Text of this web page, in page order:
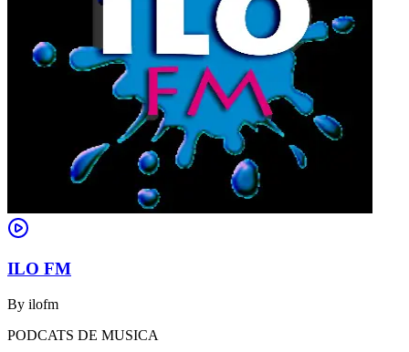
ILO FM
By ilofm
PODCATS DE MUSICA